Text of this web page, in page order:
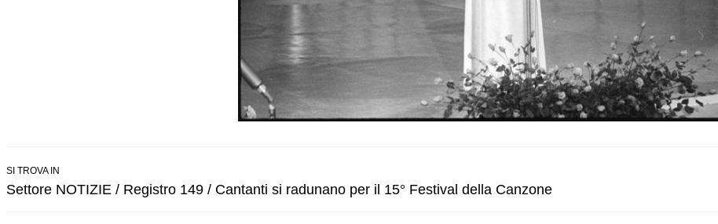
SI TROVA IN
Settore NOTIZIE / Registro 149 / Cantanti si radunano per il 15° Festival della Canzone